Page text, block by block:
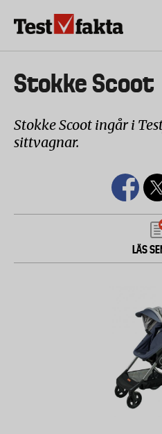
Huvudmeny
ny
Stokke Scoot
Stokke Scoot ingår i
sittvagnar.
LÄS